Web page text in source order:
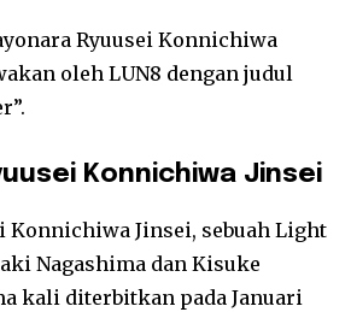
Ryuusei Konnichiwa
oleh LUN8 dengan judul
Konnichiwa Jinsei
Konnichiwa Jinsei, sebuah Light
Nagashima dan Kisuke
kali diterbitkan pada Januari